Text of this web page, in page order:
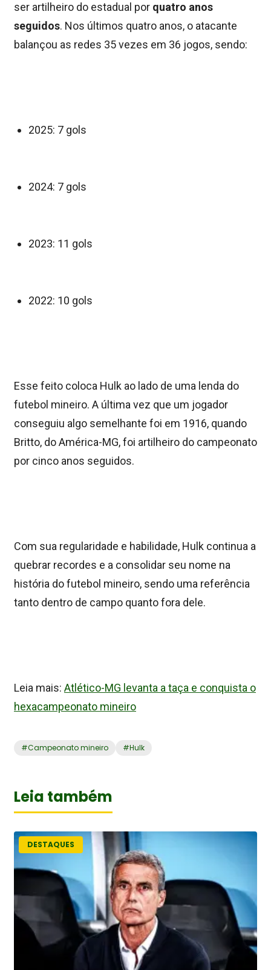
ser artilheiro do estadual por quatro anos
seguidos. Nos últimos quatro anos, o atacante
balançou as redes 35 vezes em 36 jogos, sendo:
2025: 7 gols
2024: 7 gols
2023: 11 gols
2022: 10 gols
Esse feito coloca Hulk ao lado de uma lenda do
futebol mineiro. A última vez que um jogador
conseguiu algo semelhante foi em 1916, quando
Britto, do América-MG, foi artilheiro do campeonato
por cinco anos seguidos.
Com sua regularidade e habilidade, Hulk continua a
quebrar recordes e a consolidar seu nome na
história do futebol mineiro, sendo uma referência
tanto dentro de campo quanto fora dele.
Leia mais: Atlético-MG levanta a taça e conquista o
hexacampeonato mineiro
#Campeonato mineiro #Hulk
Leia também
DESTAQUES